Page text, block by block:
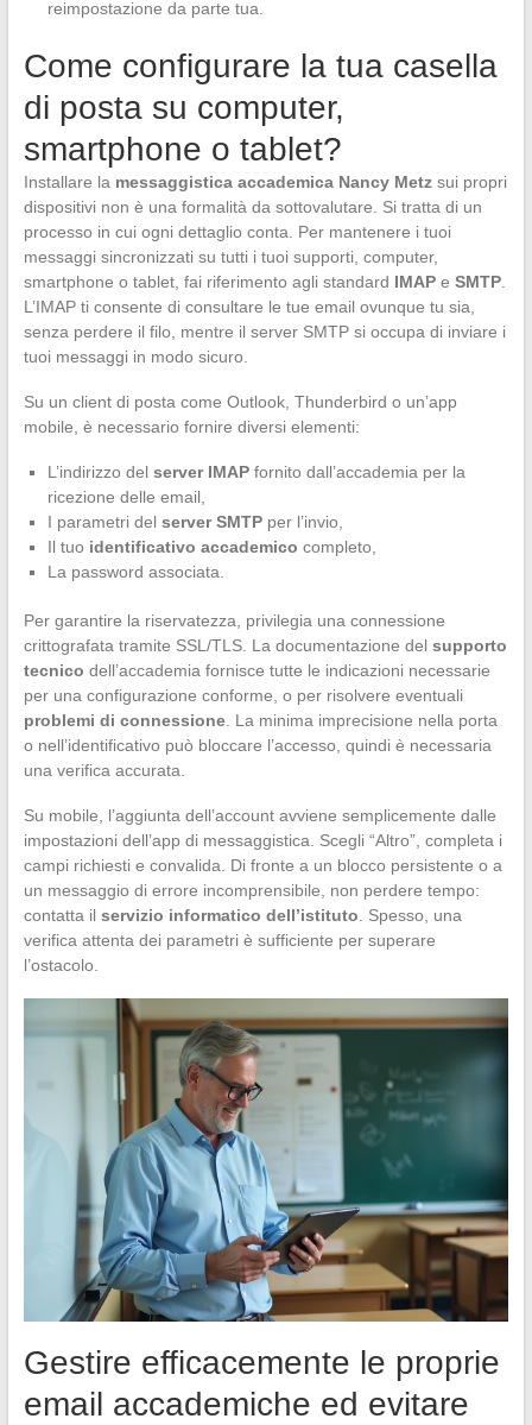
reimpostazione da parte tua.
Come configurare la tua casella
di posta su computer,
smartphone o tablet?
Installare la messaggistica accademica Nancy Metzsui propri
dispositivi non è una formalità da sottovalutare. Si tratta di un
processo in cui ogni dettaglio conta. Per mantenere i tuoi
messaggi sincronizzati su tutti i tuoi supporti, computer,
smartphone o tablet, fai riferimento agli standard IMAPe SMTP.
L’IMAP ti consente di consultare le tue email ovunque tu sia,
senza perdere il filo, mentre il server SMTP si occupa di inviare i
tuoi messaggi in modo sicuro.
Su un client di posta come Outlook, Thunderbird o un’app
mobile, è necessario fornire diversi elementi:
L’indirizzo del server IMAPfornito dall’accademia per la
ricezione delle email,
I parametri del server SMTPper l’invio,
Il tuo identificativo accademico completo,
La password associata.
Per garantire la riservatezza, privilegia una connessione
crittografata tramite SSL/TLS. La documentazione del supporto
tecnico dell’accademia fornisce tutte le indicazioni necessarie
per una configurazione conforme, o per risolvere eventuali
problemi di connessione. La minima imprecisione nella porta
o nell’identificativo può bloccare l’accesso, quindi è necessaria
una verifica accurata.
Su mobile, l’aggiunta dell’account avviene semplicemente dalle
impostazioni dell’app di messaggistica. Scegli “Altro”, completa i
campi richiesti e convalida. Di fronte a un blocco persistente o a
un messaggio di errore incomprensibile, non perdere tempo:
contatta il servizio informatico dell’istituto . Spesso, una
verifica attenta dei parametri è sufficiente per superare
l’ostacolo.
Gestire efficacemente le proprie
email accademiche ed evitare